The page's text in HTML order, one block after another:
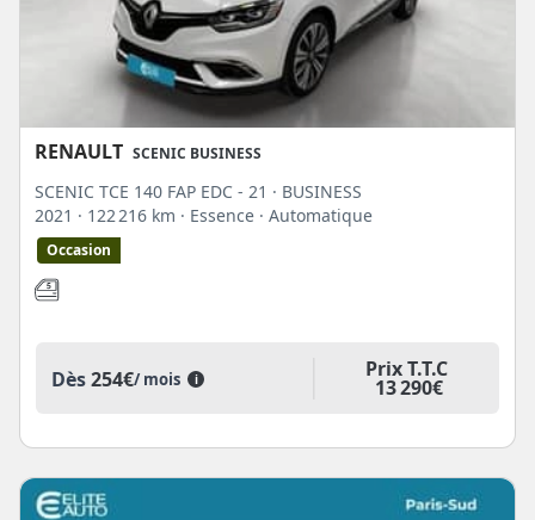
RENAULT SCENIC BUSINESS
SCENIC TCE 140 FAP EDC - 21 · BUSINESS
2021 · 122 216 km · Essence · Automatique
Occasion
Dès254€/ mois i Prix T.T.C
13 290€